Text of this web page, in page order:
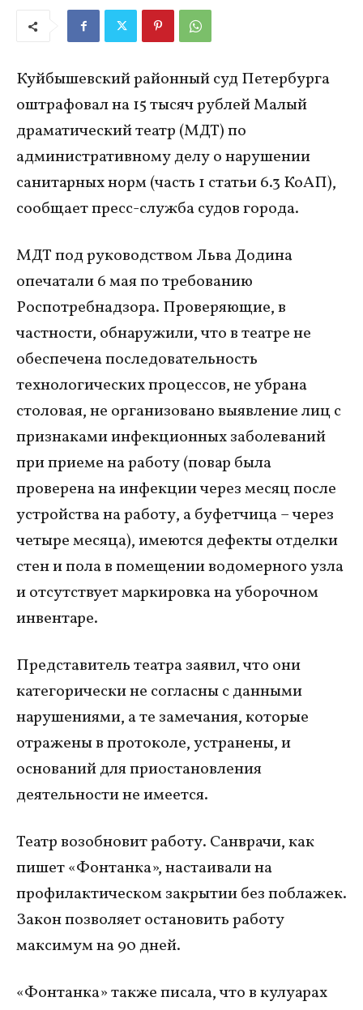
Куйбышевский районный суд Петербурга
оштрафовал на 15 тысяч рублей Малый
драматический театр (МДТ) по
административному делу о нарушении
санитарных норм (часть 1 статьи 6.3 КоАП),
сообщает пресс-служба судов города.
МДТ под руководством Льва Додина
опечатали 6 мая по требованию
Роспотребнадзора. Проверяющие, в
частности, обнаружили, что в театре не
обеспечена последовательность
технологических процессов, не убрана
столовая, не организовано выявление лиц с
признаками инфекционных заболеваний
при приеме на работу (повар была
проверена на инфекции через месяц после
устройства на работу, а буфетчица – через
четыре месяца), имеются дефекты отделки
стен и пола в помещении водомерного узла
и отсутствует маркировка на уборочном
инвентаре.
Представитель театра заявил, что они
категорически не согласны с данными
нарушениями, а те замечания, которые
отражены в протоколе, устранены, и
оснований для приостановления
деятельности не имеется.
Театр возобновит работу. Санврачи, как
пишет «Фонтанка», настаивали на
профилактическом закрытии без поблажек.
Закон позволяет остановить работу
максимум на 90 дней.
«Фонтанка» также писала, что в кулуарах